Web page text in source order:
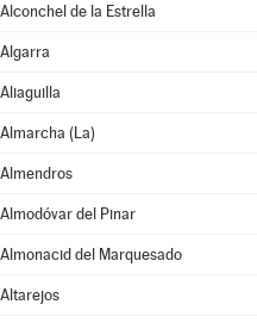
Alconchel de la Estrella
Algarra
Aliaguilla
Almarcha (La)
Almendros
Almodóvar del Pinar
Almonacid del Marquesado
Altarejos